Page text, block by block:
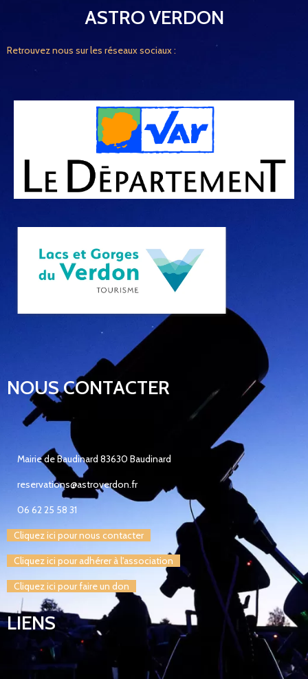
ASTRO VERDON
Retrouvez nous sur les réseaux sociaux :
NOUS CONTACTER
Mairie de Baudinard 83630 Baudinard
reservations@astroverdon.fr
06 62 25 58 31
Cliquez ici pour nous contacter
Cliquez ici pour adhérer à l'association
Cliquez ici pour faire un don
LIENS